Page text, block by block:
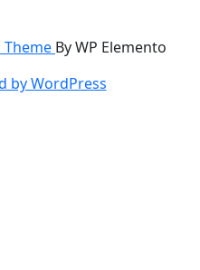
Theme By WP Elemento
by WordPress